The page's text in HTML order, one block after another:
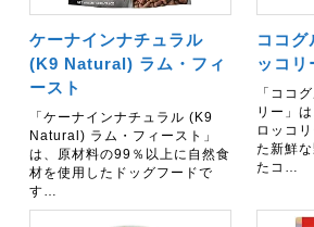
ケーナインナチュラル
(K9 Natural) ラム・フィ
ースト
「ケーナインナチュラル (K9
Natural) ラム・フィースト」
は、原材料の99％以上に自然食
材を使用したドッグフードで
す…
ココグ
ッコリ
「ココ
リー」
ロッコ
た新鮮
たコ…